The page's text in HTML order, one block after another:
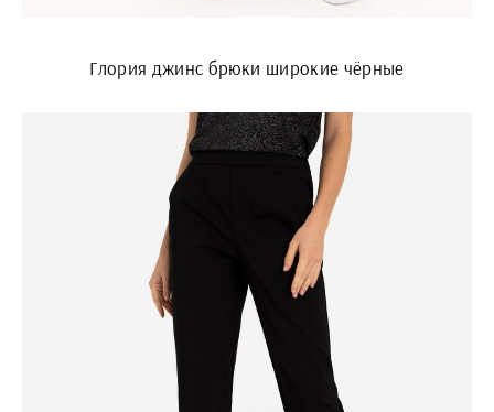
Глория джинс брюки широкие чёрные